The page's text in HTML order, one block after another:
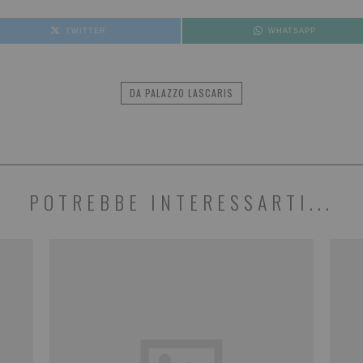
TWITTER WHATSAPP
DA PALAZZO LASCARIS
POTREBBE INTERESSARTI...